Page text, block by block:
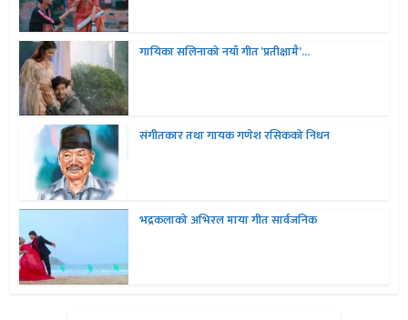
गायिका सलिनाको नयाँ गीत ‘प्रतीक्षामै’...
संगीतकार तथा गायक गणेश रसिकको निधन
भद्रकलाको अभिरल माया गीत सार्वजनिक